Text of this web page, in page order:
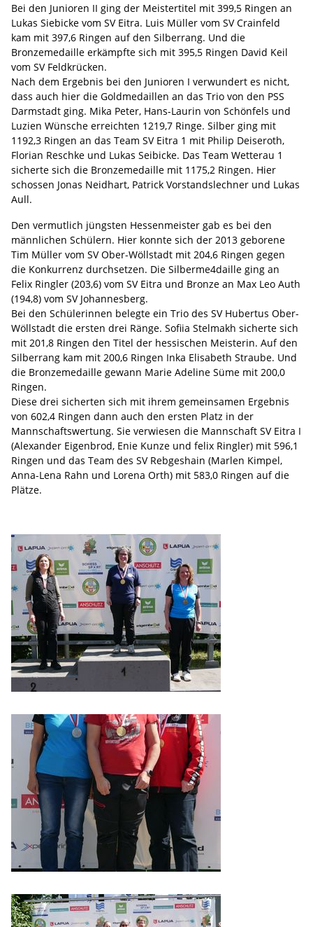
Bei den Junioren II ging der Meistertitel mit 399,5 Ringen an
Lukas Siebicke vom SV Eitra. Luis Müller vom SV Crainfeld
kam mit 397,6 Ringen auf den Silberrang. Und die
Bronzemedaille erkämpfte sich mit 395,5 Ringen David Keil
vom SV Feldkrücken.
Nach dem Ergebnis bei den Junioren I verwundert es nicht,
dass auch hier die Goldmedaillen an das Trio von den PSS
Darmstadt ging. Mika Peter, Hans-Laurin von Schönfels und
Luzien Wünsche erreichten 1219,7 Ringe. Silber ging mit
1192,3 Ringen an das Team SV Eitra 1 mit Philip Deiseroth,
Florian Reschke und Lukas Seibicke. Das Team Wetterau 1
sicherte sich die Bronzemedaille mit 1175,2 Ringen. Hier
schossen Jonas Neidhart, Patrick Vorstandslechner und Lukas
Aull.
Den vermutlich jüngsten Hessenmeister gab es bei den
männlichen Schülern. Hier konnte sich der 2013 geborene
Tim Müller vom SV Ober-Wöllstadt mit 204,6 Ringen gegen
die Konkurrenz durchsetzen. Die Silberme4daille ging an
Felix Ringler (203,6) vom SV Eitra und Bronze an Max Leo Auth
(194,8) vom SV Johannesberg.
Bei den Schülerinnen belegte ein Trio des SV Hubertus Ober-
Wöllstadt die ersten drei Ränge. Sofiia Stelmakh sicherte sich
mit 201,8 Ringen den Titel der hessischen Meisterin. Auf den
Silberrang kam mit 200,6 Ringen Inka Elisabeth Straube. Und
die Bronzemedaille gewann Marie Adeline Süme mit 200,0
Ringen.
Diese drei sicherten sich mit ihrem gemeinsamen Ergebnis
von 602,4 Ringen dann auch den ersten Platz in der
Mannschaftswertung. Sie verwiesen die Mannschaft SV Eitra I
(Alexander Eigenbrod, Enie Kunze und felix Ringler) mit 596,1
Ringen und das Team des SV Rebgeshain (Marlen Kimpel,
Anna-Lena Rahn und Lorena Orth) mit 583,0 Ringen auf die
Plätze.